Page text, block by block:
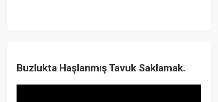
Buzlukta Haşlanmış Tavuk Saklamak.